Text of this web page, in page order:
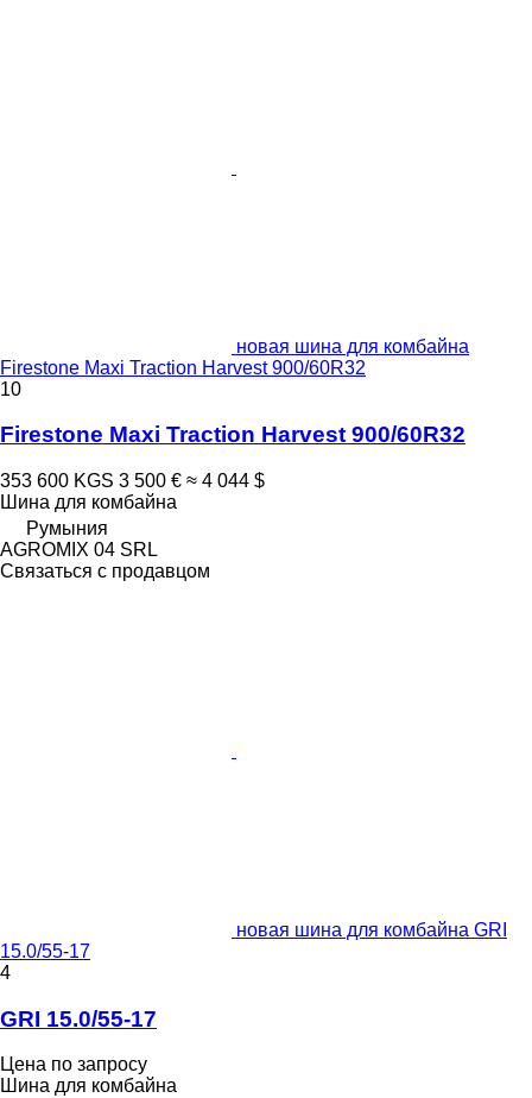
новая шина для комбайна
Firestone Maxi Traction Harvest 900/60R32
10
Firestone Maxi Traction Harvest 900/60R32
353 600 KGS 3 500 € ≈ 4 044 $
Шина для комбайна
Румыния
AGROMIX 04 SRL
Связаться с продавцом
новая шина для комбайна GRI
15.0/55-17
4
GRI 15.0/55-17
Цена по запросу
Шина для комбайна